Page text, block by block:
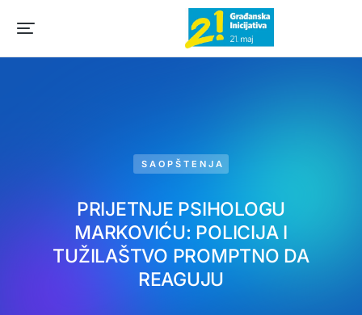
SAOPŠTENJA
PRIJETNJE PSIHOLOGU
MARKOVIĆU: POLICIJA I
TUŽILAŠTVO PROMPTNO DA
REAGUJU